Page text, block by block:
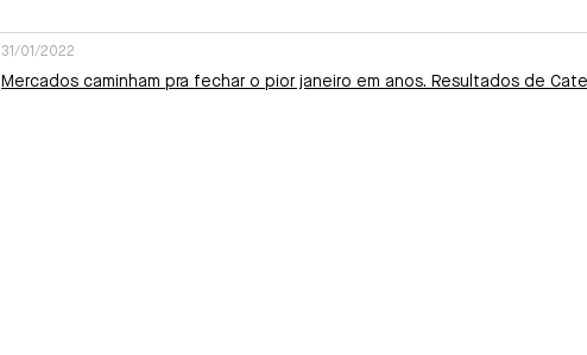
31/01/2022
Mercados caminham pra fechar o pior janeiro em anos. Resultados de